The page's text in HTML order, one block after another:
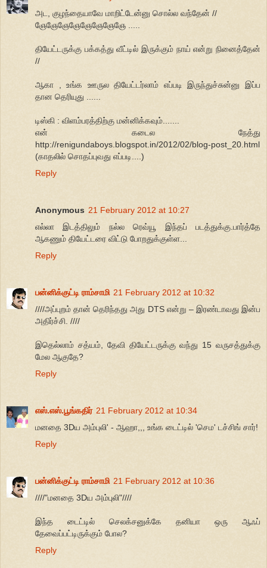
அட, குழந்தையாவே மாறிட்டேன்னு சொல்ல வந்தேன் //
ஞேஞேஞேஞேஞேஞேஞேஞே .....
தியேட்டருக்கு பக்கத்து வீட்டில் இருக்கும் நாய் என்று நினைத்தேன்
//
ஆகா , உங்க ஊருல தியேட்டர்லாம் எப்படி இருந்துச்சுன்னு இப்ப
தான தெரியுது ......
டிஸ்கி : விளம்பரத்திற்கு மன்னிக்கவும்.......
என் கடைல நேத்து
http://renigundaboys.blogspot.in/2012/02/blog-post_20.html
(காதலில் சொதப்புவது எப்படி....)
Reply
Anonymous 21 February 2012 at 10:27
எல்லா இடத்திலும் நல்ல ரெவ்யூ இந்தப் படத்துக்கு.பார்த்தே
ஆகணும் தியேட்டரை விட்டு போறதுக்குள்ள...
Reply
பன்னிக்குட்டி ராம்சாமி 21 February 2012 at 10:32
////அப்புறம் தான் தெரிந்தது அது DTS என்று – இரண்டாவது இன்ப
அதிர்ச்சி. ////
இதெல்லாம் சத்யம், தேவி தியேட்டருக்கு வந்து 15 வருசத்துக்கு
மேல ஆகுதே?
Reply
எஸ்.எஸ்.பூங்கதிர் 21 February 2012 at 10:34
மனதை 3Dய அம்புலி' - ஆஹா,,, உங்க டைட்டில் 'செம' டச்சிங் சார்!
Reply
பன்னிக்குட்டி ராம்சாமி 21 February 2012 at 10:36
////"மனதை 3Dய அம்புலி"////
இந்த டைட்டில் செலக்சனுக்கே தனியா ஒரு ஆஃப்
தேவைப்பட்டிருக்கும் போல?
Reply